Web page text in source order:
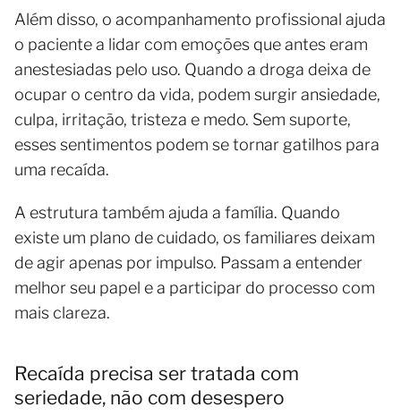
Além disso, o acompanhamento profissional ajuda
o paciente a lidar com emoções que antes eram
anestesiadas pelo uso. Quando a droga deixa de
ocupar o centro da vida, podem surgir ansiedade,
culpa, irritação, tristeza e medo. Sem suporte,
esses sentimentos podem se tornar gatilhos para
uma recaída.
A estrutura também ajuda a família. Quando
existe um plano de cuidado, os familiares deixam
de agir apenas por impulso. Passam a entender
melhor seu papel e a participar do processo com
mais clareza.
Recaída precisa ser tratada com
seriedade, não com desespero